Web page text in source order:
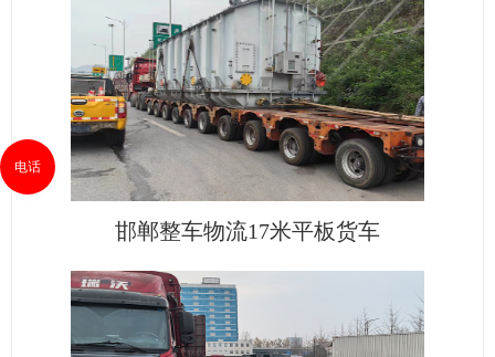
邯郸整车物流17米平板货车
电话